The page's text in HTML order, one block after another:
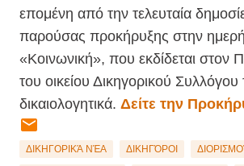
επομένη από την τελευταία
παρούσας προκήρυξης στην
«Κοινωνική», που εκδίδεται στον
του οικείου Δικηγορικού
δικαιολογητικά. Δείτε την
ΔΙΚΗΓΟΡΙΚΆ ΝΈΑ ΔΙΚΗΓΌΡΟΙ ΔΙΟΡΙΣΜΟΊ